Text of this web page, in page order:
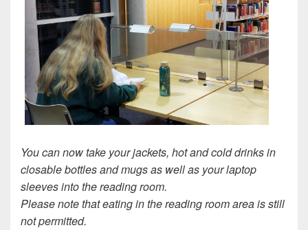
You can now take your jackets, hot and cold drinks in
closable bottles and mugs as well as your laptop
sleeves into the reading room.
Please note that eating in the reading room area is still
not permitted.